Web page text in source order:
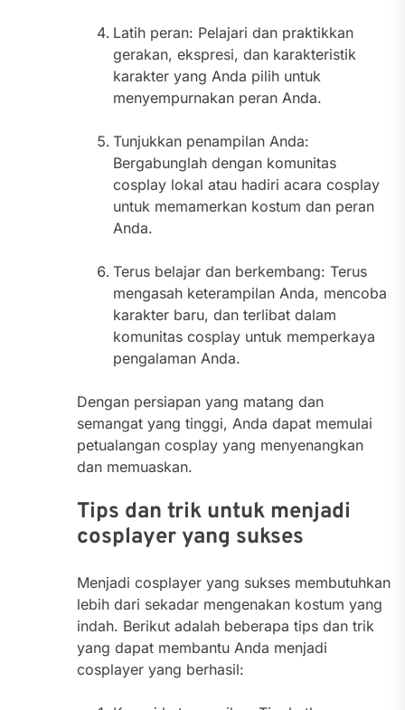
Latih peran: Pelajari dan praktikkan
gerakan, ekspresi, dan karakteristik
karakter yang Anda pilih untuk
menyempurnakan peran Anda.
Tunjukkan penampilan Anda:
Bergabunglah dengan komunitas
cosplay lokal atau hadiri acara cosplay
untuk memamerkan kostum dan peran
Anda.
Terus belajar dan berkembang: Terus
mengasah keterampilan Anda, mencoba
karakter baru, dan terlibat dalam
komunitas cosplay untuk memperkaya
pengalaman Anda.
Dengan persiapan yang matang dan
semangat yang tinggi, Anda dapat memulai
petualangan cosplay yang menyenangkan
dan memuaskan.
Tips dan trik untuk menjadi
cosplayer yang sukses
Menjadi cosplayer yang sukses membutuhkan
lebih dari sekadar mengenakan kostum yang
indah. Berikut adalah beberapa tips dan trik
yang dapat membantu Anda menjadi
cosplayer yang berhasil: